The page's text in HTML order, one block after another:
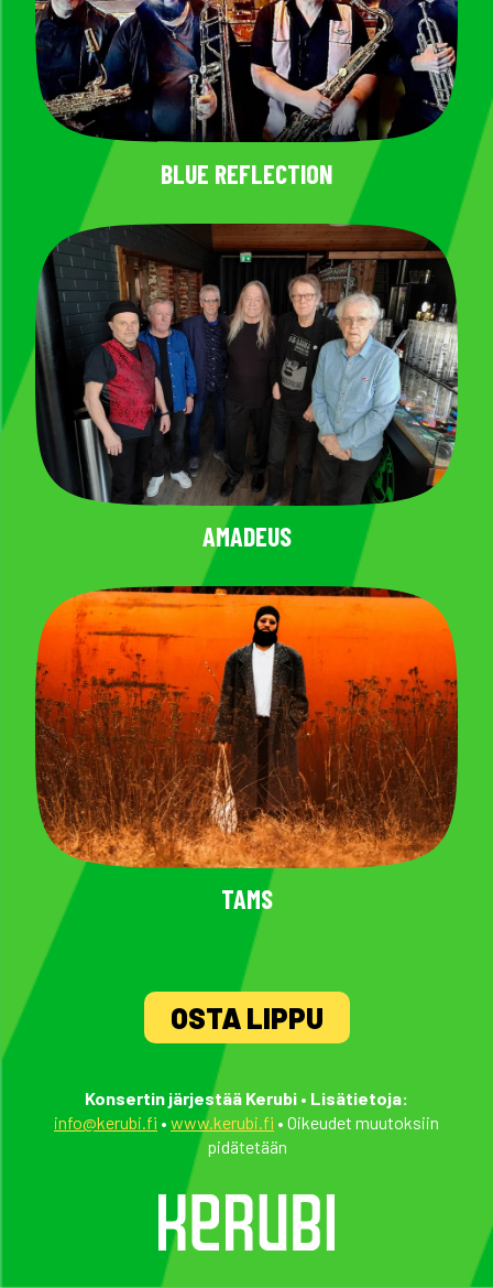
BLUE REFLECTION
AMADEUS
TAMS
OSTA LIPPU
Konsertin järjestää Kerubi • Lisätietoja:
info@kerubi.fi • www.kerubi.fi • Oikeudet muutoksiin
pidätetään